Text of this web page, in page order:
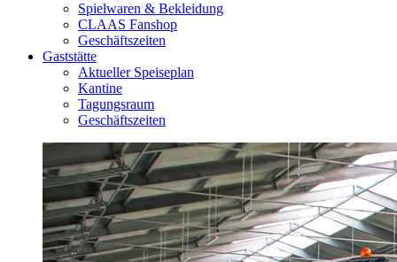
Spielwaren & Bekleidung
CLAAS Fanshop
Geschäftszeiten
Gaststätte
Aktueller Speiseplan
Kantine
Tagungsraum
Geschäftszeiten